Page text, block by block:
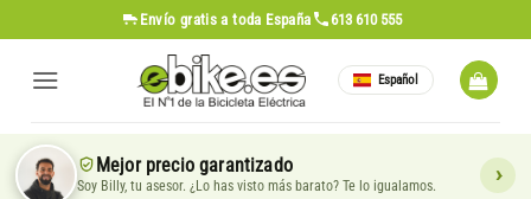
al
contenido
Envío gratis a toda España 613 610 555
Español
Mejor precio garantizado
Soy Billy, tu asesor. ¿Lo has visto más barato? Te lo igualamos.